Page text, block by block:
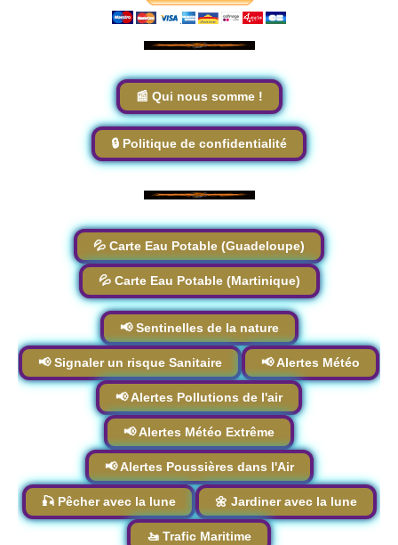
📰 Qui nous somme !
🔒 Politique de confidentialité
💦 Carte Eau Potable (Guadeloupe)
💦 Carte Eau Potable (Martinique)
📢 Sentinelles de la nature
📢 Signaler un risque Sanitaire 📢 Alertes Météo
📢 Alertes Pollutions de l'air
📢 Alertes Météo Extrême
📢 Alertes Poussières dans l'Air
🎣 Pêcher avec la lune 🌼 Jardiner avec la lune
🚤 Trafic Maritime